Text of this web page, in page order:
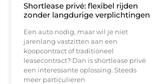
Shortlease privé: flexibel rijden
zonder langdurige verplichtingen
Een auto nodig, maar wil je niet
jarenlang vastzitten aan een
koopcontract of traditioneel
leasecontract? Dan is shortlease privé
een interessante oplossing. Steeds
meer particulieren